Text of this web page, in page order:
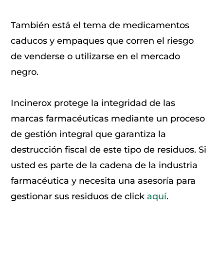
También está el tema de medicamentos
caducos y empaques que corren el riesgo
de venderse o utilizarse en el mercado
negro.
Incinerox protege la integridad de las
marcas farmacéuticas mediante un proceso
de gestión integral que garantiza la
destrucción fiscal de este tipo de residuos. Si
usted es parte de la cadena de la industria
farmacéutica y necesita una asesoría para
gestionar sus residuos de click aquí.